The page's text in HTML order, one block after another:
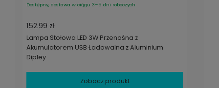
Dostępny, dostawa w ciągu 3–5 dni roboczych
152.99 zł
Lampa Stołowa LED 3W Przenośna z
Akumulatorem USB Ładowalna z Aluminium
Dipley
Zobacz produkt